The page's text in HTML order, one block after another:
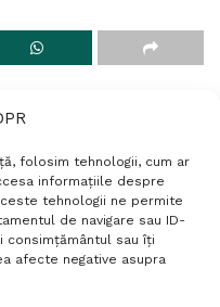
folosim tehnologii, cum ar
informațiile despre
tehnologii ne permite
de navigare sau ID-
consimțământul sau îți
afecte negative asupra
de confidențialitate